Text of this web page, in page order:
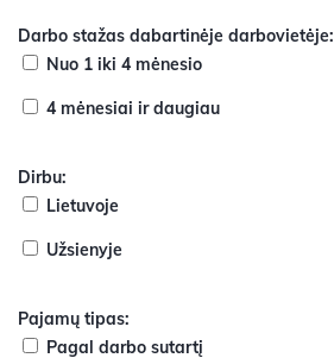
Darbo stažas dabartinėje darbovietėje:
Nuo 1 iki 4 mėnesio
4 mėnesiai ir daugiau
Dirbu:
Lietuvoje
Užsienyje
Pajamų tipas:
Pagal darbo sutartį